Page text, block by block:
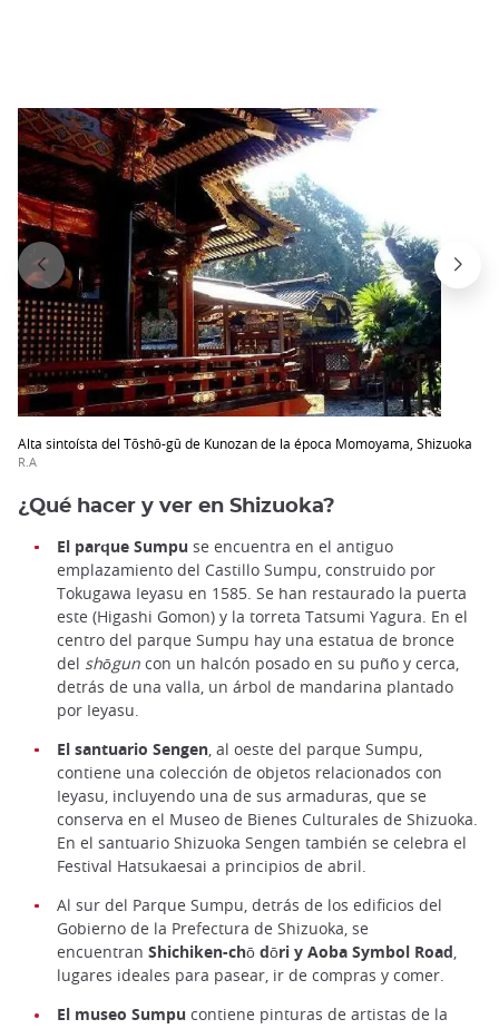
Alta sintoísta del Tōshō-gū de Kunozan de la época Momoyama, Shizuoka
R.A
¿Qué hacer y ver en Shizuoka?
El parque Sumpu se encuentra en el antiguo
emplazamiento del Castillo Sumpu, construido por
Tokugawa Ieyasu en 1585. Se han restaurado la puerta
este (Higashi Gomon) y la torreta Tatsumi Yagura. En el
centro del parque Sumpu hay una estatua de bronce
del shōgun con un halcón posado en su puño y cerca,
detrás de una valla, un árbol de mandarina plantado
por Ieyasu.
El santuario Sengen, al oeste del parque Sumpu,
contiene una colección de objetos relacionados con
Ieyasu, incluyendo una de sus armaduras, que se
conserva en el Museo de Bienes Culturales de Shizuoka.
En el santuario Shizuoka Sengen también se celebra el
Festival Hatsukaesai a principios de abril.
Al sur del Parque Sumpu, detrás de los edificios del
Gobierno de la Prefectura de Shizuoka, se
encuentran Shichiken-chō dōri y Aoba Symbol Road,
lugares ideales para pasear, ir de compras y comer.
El museo Sumpu contiene pinturas de artistas de la